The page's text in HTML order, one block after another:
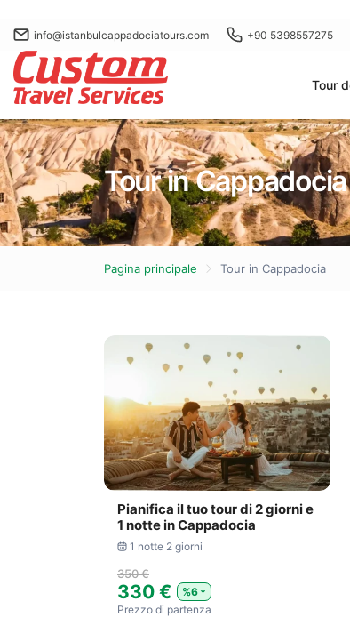
info@istanbulcappadociatours.com +90 5398557275
Tour
Tour in Cappadocia
Pagina principale Tour in Cappadocia
Pianifica il tuo tour di 2 giorni e
1 notte in Cappadocia
1 notte 2 giorni
350 €
330 €
%6
Prezzo di partenza